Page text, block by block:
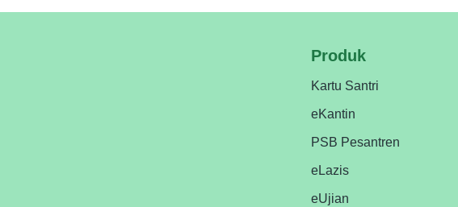
Produk
Kartu Santri
eKantin
PSB Pesantren
eLazis
eUjian